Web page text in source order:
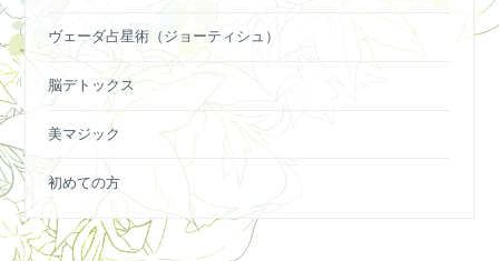
ヴェーダ占星術（ジョーティシュ）
脳デトックス
美マジック
初めての方